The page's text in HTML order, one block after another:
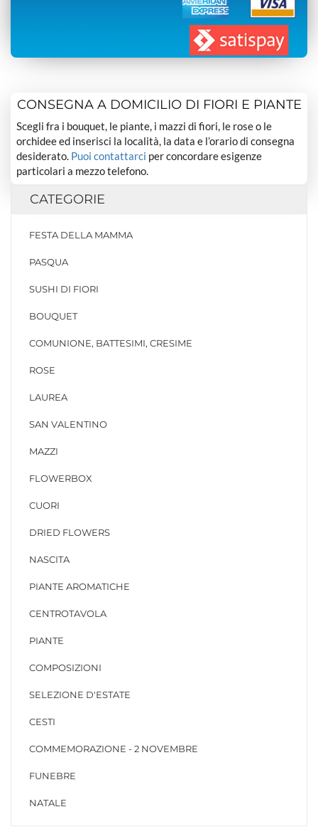
CONSEGNA A DOMICILIO DI FIORI E PIANTE
Scegli fra i bouquet, le piante, i mazzi di fiori, le rose o le
orchidee ed inserisci la località, la data e l’orario di consegna
desiderato. Puoi contattarci per concordare esigenze
particolari a mezzo telefono.
CATEGORIE
FESTA DELLA MAMMA
PASQUA
SUSHI DI FIORI
BOUQUET
COMUNIONE, BATTESIMI, CRESIME
ROSE
LAUREA
SAN VALENTINO
MAZZI
FLOWERBOX
CUORI
DRIED FLOWERS
NASCITA
PIANTE AROMATICHE
CENTROTAVOLA
PIANTE
COMPOSIZIONI
SELEZIONE D'ESTATE
CESTI
COMMEMORAZIONE - 2 NOVEMBRE
FUNEBRE
NATALE